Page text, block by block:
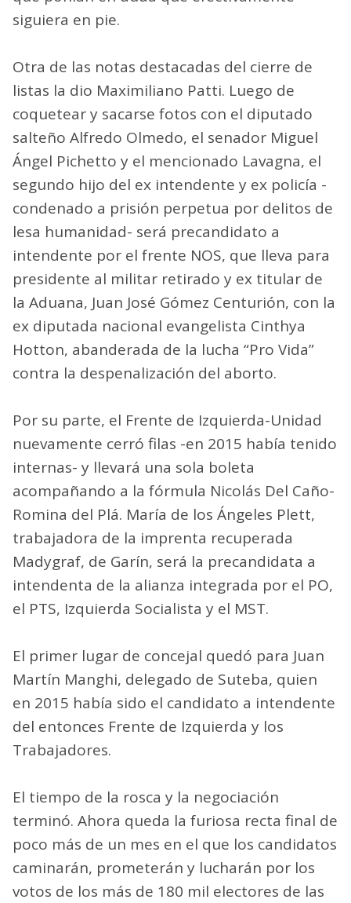
siguiera en pie.
Otra de las notas destacadas del cierre de
listas la dio Maximiliano Patti. Luego de
coquetear y sacarse fotos con el diputado
salteño Alfredo Olmedo, el senador Miguel
Ángel Pichetto y el mencionado Lavagna, el
segundo hijo del ex intendente y ex policía -
condenado a prisión perpetua por delitos de
lesa humanidad- será precandidato a
intendente por el frente NOS, que lleva para
presidente al militar retirado y ex titular de
la Aduana, Juan José Gómez Centurión, con la
ex diputada nacional evangelista Cinthya
Hotton, abanderada de la lucha “Pro Vida”
contra la despenalización del aborto.
Por su parte, el Frente de Izquierda-Unidad
nuevamente cerró filas -en 2015 había tenido
internas- y llevará una sola boleta
acompañando a la fórmula Nicolás Del Caño-
Romina del Plá. María de los Ángeles Plett,
trabajadora de la imprenta recuperada
Madygraf, de Garín, será la precandidata a
intendenta de la alianza integrada por el PO,
el PTS, Izquierda Socialista y el MST.
El primer lugar de concejal quedó para Juan
Martín Manghi, delegado de Suteba, quien
en 2015 había sido el candidato a intendente
del entonces Frente de Izquierda y los
Trabajadores.
El tiempo de la rosca y la negociación
terminó. Ahora queda la furiosa recta final de
poco más de un mes en el que los candidatos
caminarán, prometerán y lucharán por los
votos de los más de 180 mil electores de las